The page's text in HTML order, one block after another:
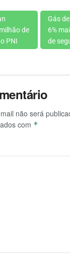
de
PNI
Gás
6%
de
não será
com *